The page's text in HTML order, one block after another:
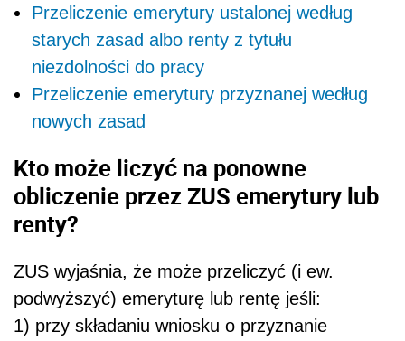
Przeliczenie emerytury ustalonej według
starych zasad albo renty z tytułu
niezdolności do pracy
Przeliczenie emerytury przyznanej według
nowych zasad
Kto może liczyć na ponowne
obliczenie przez ZUS emerytury lub
renty?
ZUS wyjaśnia, że może przeliczyć (i ew.
podwyższyć) emeryturę lub rentę jeśli:
1) przy składaniu wniosku o przyznanie